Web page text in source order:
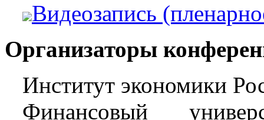
Видеозапись
Организаторы
Институт экономики
Финансовый